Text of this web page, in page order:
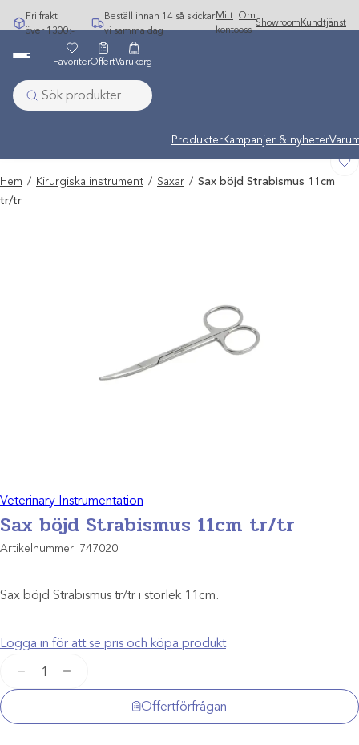
Hoppa
till
Fri frakt
över 1300:-
Beställ innan 14 så skickar
vi samma dag
Mitt
konto
Om
oss
Showroom Kundtjänst
Undermeny stängd: Varumärken
ProdukterKampanjer & nyheter
FavoriterOffertVarukorg
Hem / Kirurgiska instrument / Saxar / Sax böjd Strabismus 11cm
tr/tr
Veterinary Instrumentation
Sax böjd Strabismus 11cm tr/tr
Artikelnummer: 747020
Sax böjd Strabismus tr/tr i storlek 11cm.
Logga in för att se pris och köpa produkt
Strabismus
11cm
+
Offertförfrågan